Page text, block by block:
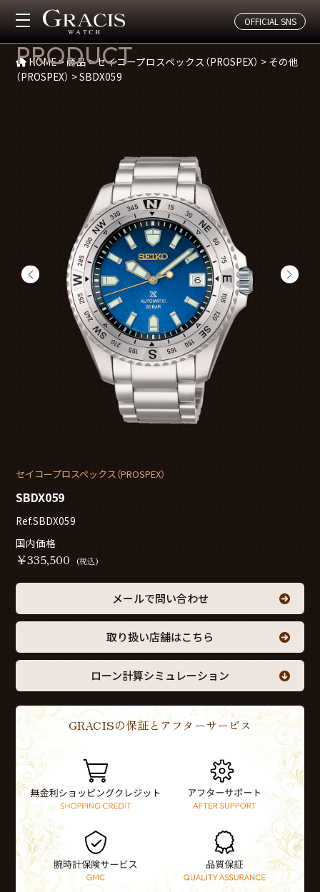
OFFICIAL SNS
商品紹介
PRODUCT
HOME>商品>セイコープロスペックス（PROSPEX） > その他
（PROSPEX） >SBDX059
セイコープロスペックス（PROSPEX）
SBDX059
Ref.SBDX059
国内価格
￥335,500 (税込)
メールで問い合わせ
取り扱い店舗はこちら
ローン計算シミュレーション
GRACISの保証とアフターサービス